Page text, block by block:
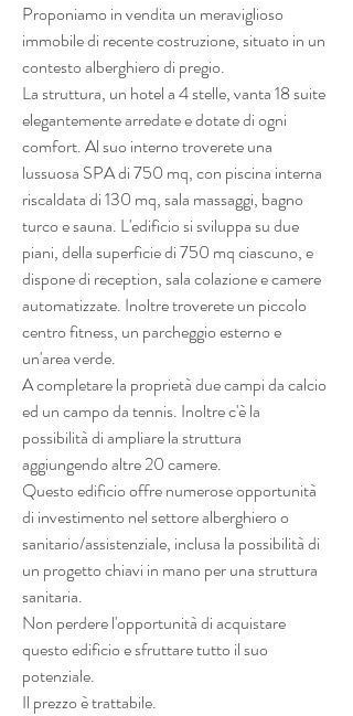
Proponiamo in vendita un meraviglioso
immobile di recente costruzione, situato in un
contesto alberghiero di pregio.
La struttura, un hotel a 4 stelle, vanta 18 suite
elegantemente arredate e dotate di ogni
comfort. Al suo interno troverete una
lussuosa SPA di 750 mq, con piscina interna
riscaldata di 130 mq, sala massaggi, bagno
turco e sauna. L'edificio si sviluppa su due
piani, della superficie di 750 mq ciascuno, e
dispone di reception, sala colazione e camere
automatizzate. Inoltre troverete un piccolo
centro fitness, un parcheggio esterno e
un'area verde.
A completare la proprietà due campi da calcio
ed un campo da tennis. Inoltre c'è la
possibilità di ampliare la struttura
aggiungendo altre 20 camere.
Questo edificio offre numerose opportunità
di investimento nel settore alberghiero o
sanitario/assistenziale, inclusa la possibilità di
un progetto chiavi in ​​mano per una struttura
sanitaria.
Non perdere l'opportunità di acquistare
questo edificio e sfruttare tutto il suo
potenziale.
Il prezzo è trattabile.